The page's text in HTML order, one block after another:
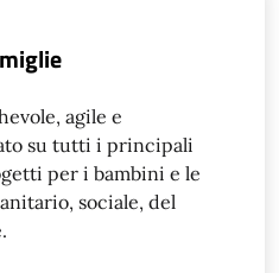
agile e
su tutti i principali
per i bambini e le
sociale, del